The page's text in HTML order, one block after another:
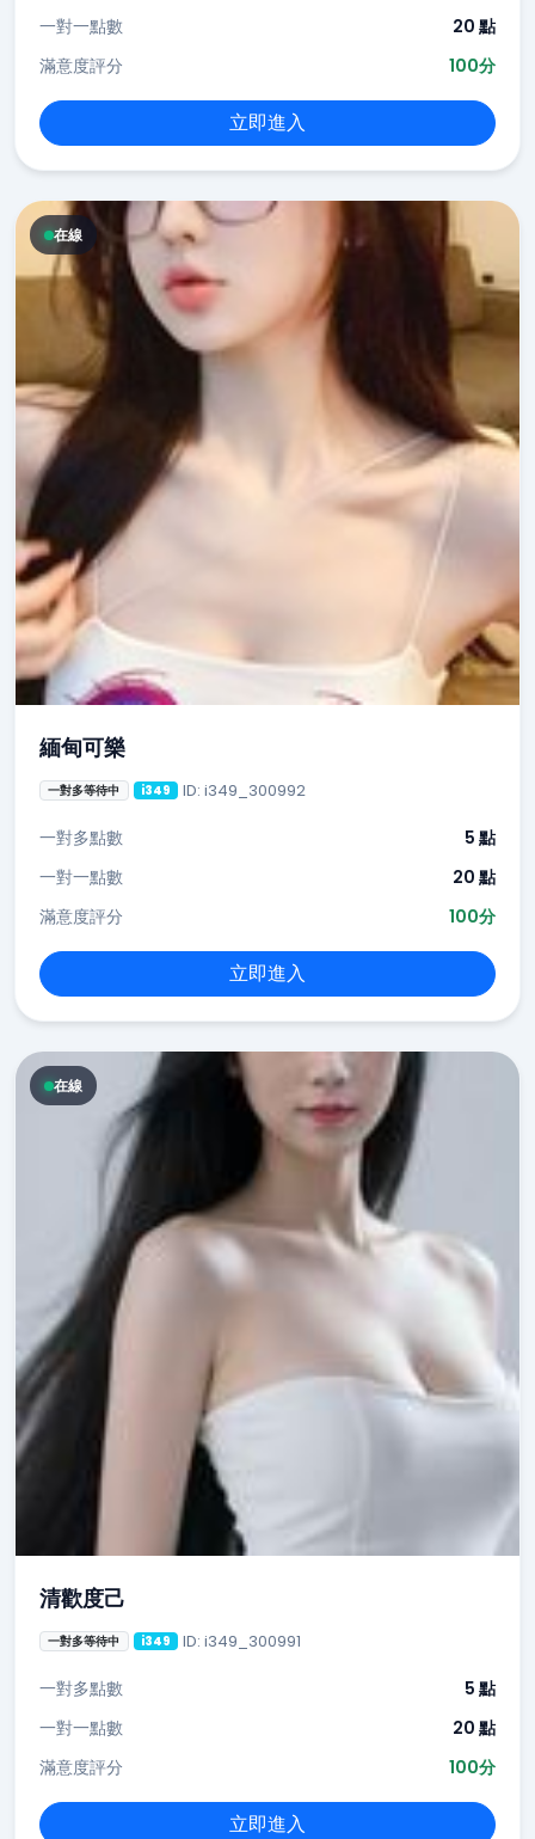
一對一點數
20 點
滿意度評分
100分
立即進入
在線
緬甸可樂
一對多等待中 i349 ID: i349_300992
一對多點數
5 點
一對一點數
20 點
滿意度評分
100分
立即進入
在線
清歡度己
一對多等待中 i349 ID: i349_300991
一對多點數
5 點
一對一點數
20 點
滿意度評分
100分
立即進入